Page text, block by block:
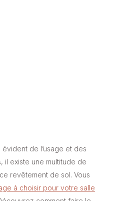
de l’usage et des
il existe une multitude de
revêtement de sol. Vous
à choisir pour votre salle